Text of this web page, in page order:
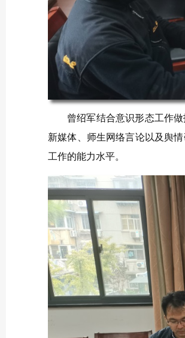
曾绍军结合意识形态工作
新媒体、师生网络言论以及舆
工作的能力水平。